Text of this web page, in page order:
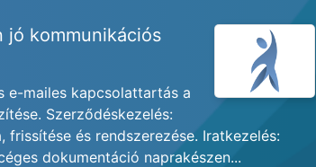
jó kommunikációs
e-mailes kapcsolattartás a
Szerződéskezelés:
és rendszerezése. Iratkezelés:
dokumentáció naprakészen...